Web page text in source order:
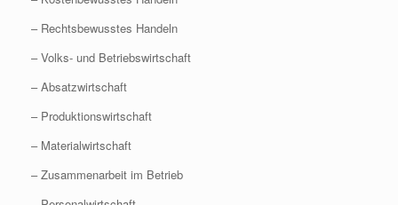
– Rechtsbewusstes Handeln
– Volks- und Betriebswirtschaft
– Absatzwirtschaft
– Produktionswirtschaft
– Materialwirtschaft
– Zusammenarbeit im Betrieb